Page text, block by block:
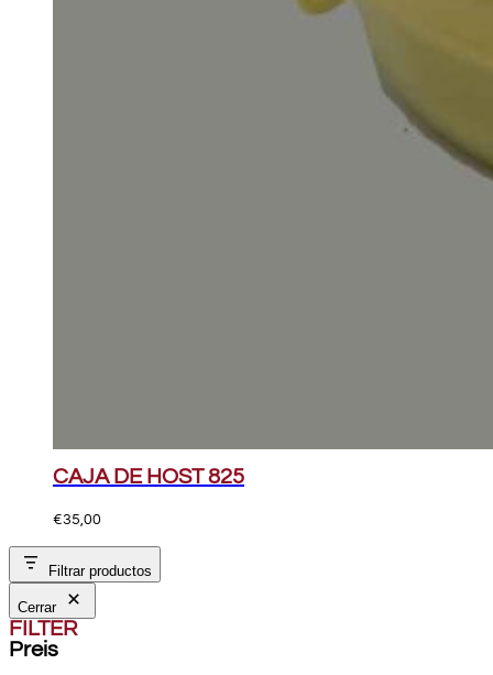
CAJA DE HOST 825
€35,00
Filtrar productos
Cerrar
FILTER
Preis